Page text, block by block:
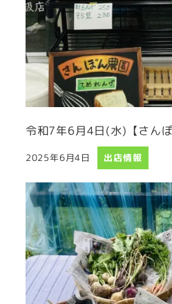
令和7年6月4日(水)【さん
投稿日
2025年6月4日 出店情報